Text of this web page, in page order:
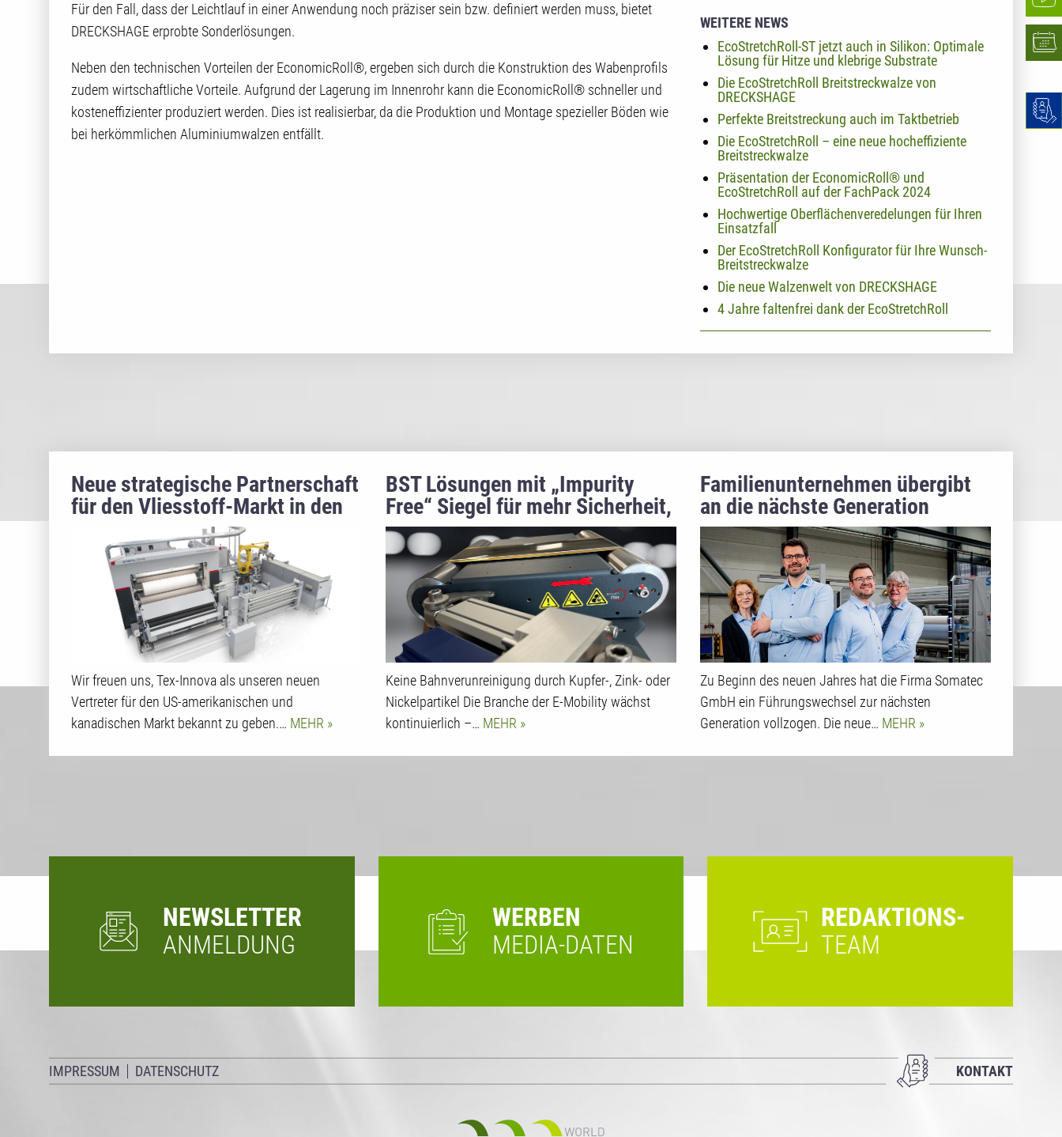
Für den Fall, dass der Leichtlauf in einer Anwendung noch präziser sein bzw. definiert werden muss, bietet
DRECKSHAGE erprobte Sonderlösungen.
Neben den technischen Vorteilen der EconomicRoll®, ergeben sich durch die Konstruktion des Wabenprofils
zudem wirtschaftliche Vorteile. Aufgrund der Lagerung im Innenrohr kann die EconomicRoll® schneller und
kosteneffizienter produziert werden. Dies ist realisierbar, da die Produktion und Montage spezieller Böden wie
bei herkömmlichen Aluminiumwalzen entfällt.
WEITERE NEWS
EcoStretchRoll-ST jetzt auch in Silikon: Optimale
Lösung für Hitze und klebrige Substrate
Die EcoStretchRoll Breitstreckwalze von
DRECKSHAGE
Perfekte Breitstreckung auch im Taktbetrieb
Die EcoStretchRoll – eine neue hocheffiziente
Breitstreckwalze
Präsentation der EconomicRoll® und
EcoStretchRoll auf der FachPack 2024
Hochwertige Oberflächenveredelungen für Ihren
Einsatzfall
Der EcoStretchRoll Konfigurator für Ihre Wunsch-
Breitstreckwalze
Die neue Walzenwelt von DRECKSHAGE
4 Jahre faltenfrei dank der EcoStretchRoll
Neue strategische Partnerschaft
für den Vliesstoff-Markt in den
USA und Kanada
Wir freuen uns, Tex-Innova als unseren neuen
Vertreter für den US-amerikanischen und
kanadischen Markt bekannt zu geben.… MEHR
BST Lösungen mit „Impurity
Free“ Siegel für mehr Sicherheit,
Qualität und Nachhaltigkeit in
der Batteriezellfertigung
Keine Bahnverunreinigung durch Kupfer-, Zink- oder
Nickelpartikel Die Branche der E-Mobility wächst
kontinuierlich –… MEHR
Familienunternehmen übergibt
an die nächste Generation
Zu Beginn des neuen Jahres hat die Firma Somatec
GmbH ein Führungswechsel zur nächsten
Generation vollzogen. Die neue… MEHR
NEWSLETTER
ANMELDUNG
WERBEN
MEDIA-DATEN
REDAKTIONS-
TEAM
IMPRESSUM DATENSCHUTZ KONTAKT